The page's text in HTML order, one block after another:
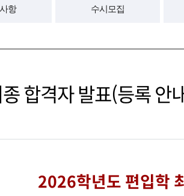
항 수시모집
합격자 발표(등록 안
2026학년도 편입학